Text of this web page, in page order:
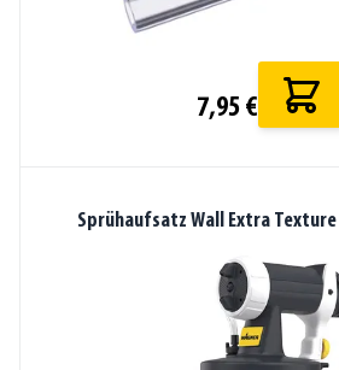
7,95 €
Sprühaufsatz Wall Extra